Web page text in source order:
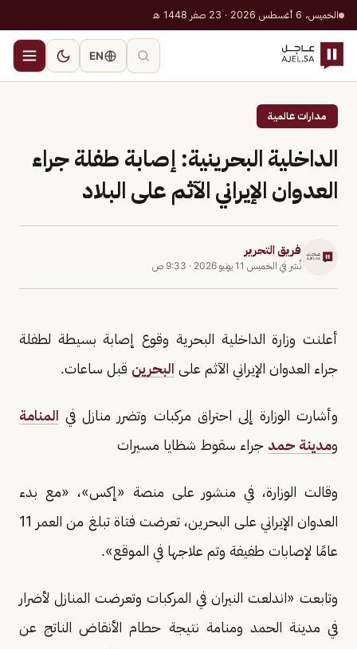
الخميس، 6 أغسطس 2026 · 23 صفر 1448 هـ
EN
مدارات عالمية
الداخلية البحرينية: إصابة طفلة جراء
العدوان الإيراني الآثم على البلاد
فريق التحرير
نُشر في الخميس 11 يونيو 2026 · 9:33 ص
أعلنت وزارة الداخلية البحرية وقوع إصابة بسيطة لطفلة
جراء العدوان الإيراني الآثم على البحرين قبل ساعات.
وأشارت الوزارة إلى احتراق مركبات وتضرر منازل في المنامة
ومدينة حمد جراء سقوط شظايا مسيرات
وقالت الوزارة، في منشور على منصة «إكس»، «مع بدء
العدوان الإيراني على البحرين، تعرضت فتاة تبلغ من العمر 11
عامًا لإصابات طفيفة وتم علاجها في الموقع».
وتابعت «اندلعت النيران في المركبات وتعرضت المنازل لأضرار
في مدينة الحمد ومنامة نتيجة حطام الأنقاض الناتج عن